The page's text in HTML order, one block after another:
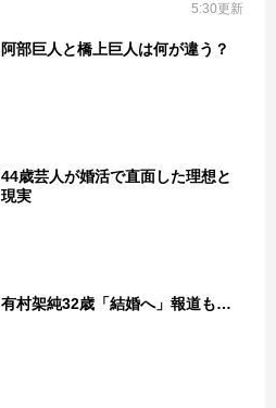
5:30更新
阿部巨人と橋上巨人は何が違う？
44歳芸人が婚活で直面した理想と
現実
有村架純32歳「結婚へ」報道も…